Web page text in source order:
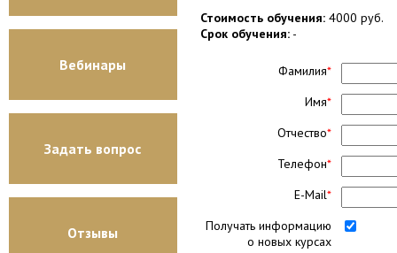
Вебинары
Задать вопрос
Отзывы
Стоимость обучения: 4000 руб.
Срок обучения: -
Фамилия*
Имя*
Отчество*
Телефон*
E-Mail*
Получать информацию
о новых курсах